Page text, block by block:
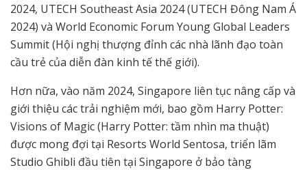
2024, UTECH Southeast Asia 2024 (UTECH Đông Nam Á
2024) và World Economic Forum Young Global Leaders
Summit (Hội nghị thượng đỉnh các nhà lãnh đạo toàn
cầu trẻ của diễn đàn kinh tế thế giới).
Hơn nữa, vào năm 2024, Singapore liên tục nâng cấp và
giới thiệu các trải nghiệm mới, bao gồm Harry Potter:
Visions of Magic (Harry Potter: tầm nhìn ma thuật)
được mong đợi tại Resorts World Sentosa, triển lãm
Studio Ghibli đầu tiên tại Singapore ở bảo tàng